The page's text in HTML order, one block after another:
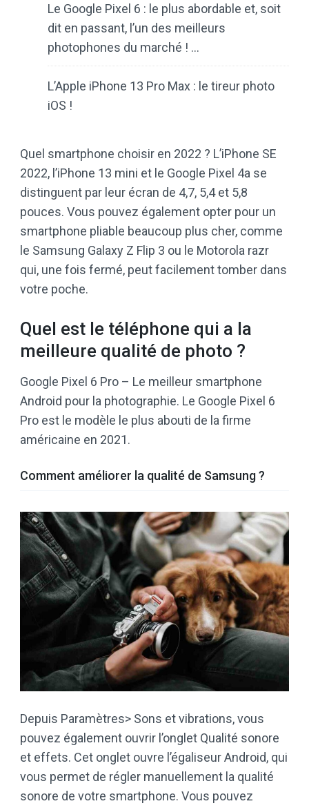
Le Google Pixel 6 : le plus abordable et, soit
dit en passant, l’un des meilleurs
photophones du marché ! …
L’Apple iPhone 13 Pro Max : le tireur photo
iOS !
Quel smartphone choisir en 2022 ? L’iPhone SE
2022, l’iPhone 13 mini et le Google Pixel 4a se
distinguent par leur écran de 4,7, 5,4 et 5,8
pouces. Vous pouvez également opter pour un
smartphone pliable beaucoup plus cher, comme
le Samsung Galaxy Z Flip 3 ou le Motorola razr
qui, une fois fermé, peut facilement tomber dans
votre poche.
Quel est le téléphone qui a la
meilleure qualité de photo ?
Google Pixel 6 Pro – Le meilleur smartphone
Android pour la photographie. Le Google Pixel 6
Pro est le modèle le plus abouti de la firme
américaine en 2021.
Comment améliorer la qualité de Samsung ?
Depuis Paramètres> Sons et vibrations, vous
pouvez également ouvrir l’onglet Qualité sonore
et effets. Cet onglet ouvre l’égaliseur Android, qui
vous permet de régler manuellement la qualité
sonore de votre smartphone. Vous pouvez